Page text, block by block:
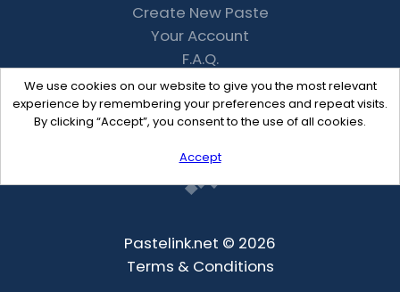
We use cookies on our website to give you the most relevant
experience by remembering your preferences and repeat visits.
By clicking “Accept”, you consent to the use of all cookies.
Accept
Create New Paste
Your Account
F.A.Q.
Recent
Contact
Pastelink.net © 2026
Terms & Conditions